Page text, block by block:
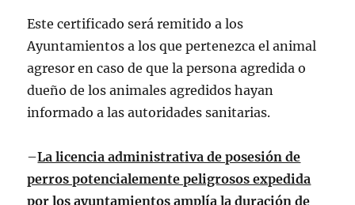
Este certificado será remitido a los
Ayuntamientos a los que pertenezca el animal
agresor en caso de que la persona agredida o
dueño de los animales agredidos hayan
informado a las autoridades sanitarias.
–La licencia administrativa de posesión de
perros potencialemente peligrosos expedida
por los ayuntamientos amplía la duración de